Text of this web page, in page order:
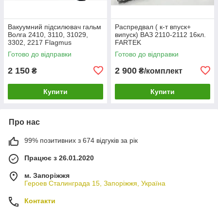
Вакуумний підсилювач гальм
Волга 2410, 3110, 31029,
3302, 2217 Flagmus
Готово до відправки
2 150 ₴
Купити
Распредвал ( к-т впуск+
випуск) ВАЗ 2110-2112 16кл.
FARTEK
Готово до відправки
2 900 ₴/комплект
Купити
Про нас
99% позитивних з 674 відгуків за рік
Працює з 26.01.2020
м. Запоріжжя
Героев Сталинграда 15, Запоріжжя, Україна
Контакти